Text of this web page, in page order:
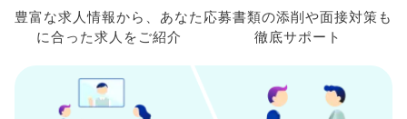
豊富な求人情報から、 あなた
に合った求人を ご紹介
応募書類の添削や面接対策も
徹底サポート